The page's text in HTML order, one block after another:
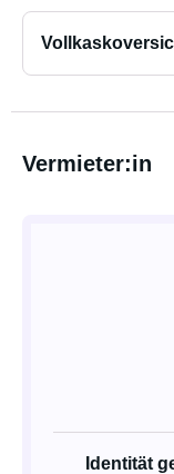
Vermieter:in
Identität